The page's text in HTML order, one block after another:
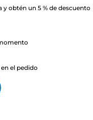
y obtén un 5 % de descuento
el pedido